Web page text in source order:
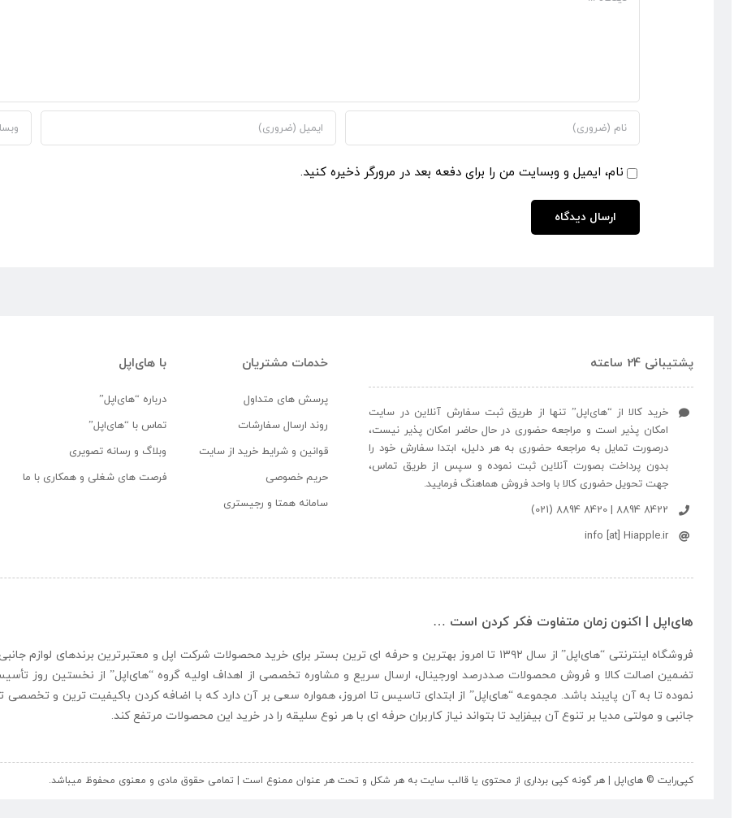
نام، ایمیل و وبسایت من را برای دفعه بعد در مرورگر ذخیره کنید.
پشتیبانی 24 ساعته
خرید کالا از “های‌اپل” تنها از طریق ثبت سفارش آنلاین در سایت
امکان پذیر است و مراجعه حضوری در حال حاضر امکان پذیر نیست،
درصورت تمایل به مراجعه حضوری به هر دلیل، ابتدا سفارش خود را
بدون پرداخت بصورت آنلاین ثبت نموده و سپس از طریق تماس،
جهت تحویل حضوری کالا با واحد فروش هماهنگ فرمایید.
8422 8894 | 8420 8894 (021)
info [at] Hiapple.ir
خدمات مشتریان
پرسش های متداول
روند ارسال سفارشات
قوانین و شرایط خرید از سایت
حریم خصوصی
سامانه همتا و رجیستری
با های‌اپل
درباره “های‌اپل”
تماس با “های‌اپل”
وبلاگ و رسانه تصویری
فرصت های شغلی و همکاری با ما
های‌اپل | اکنون زمان متفاوت فکر کردن است …
فروشگاه اینترنتی “های‌اپل
” از سال ۱۳۹۲ تا امروز بهترین و حرفه ای ترین بستر برای خرید محصولات شرکت اپل و معتبرترین برندهای لوازم
تضمین اصالت کالا و فروش محصولات صددرصد اورجینال، ارسال سریع و مشاوره تخصصی از اهداف اولیه گروه “های‌اپل” از نخستین روز
نموده تا به آن پایبند باشد. مجموعه “های‌اپل” از ابتدای تاسیس تا امروز، همواره سعی بر آن دارد که با اضافه کردن باکیفیت ترین و تخصصی
جانبی و مولتی مدیا بر تنوع آن بیفزاید تا بتواند نیاز کاربران حرفه ای با هر نوع سلیقه را در خرید این محصولات مرتفع کند.
کپی‌رایت © های‌اپل | هر گونه کپی برداری از محتوی یا قالب سایت به هر شکل و تحت هر عنوان ممنوع است | تمامی حقوق مادی و معنوی محفوظ میباشد.